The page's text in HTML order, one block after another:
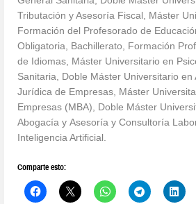
Tributación y Asesoría Fiscal, Máster
Formación del Profesorado de
Obligatoria, Bachillerato, Formación
de Idiomas, Máster Universitario en
Sanitaria, Doble Máster Universitario en
Jurídica de Empresas, Máster
Empresas (MBA), Doble Máster
Abogacía y Asesoría y Consultoría
Inteligencia Artificial.
Comparte esto: